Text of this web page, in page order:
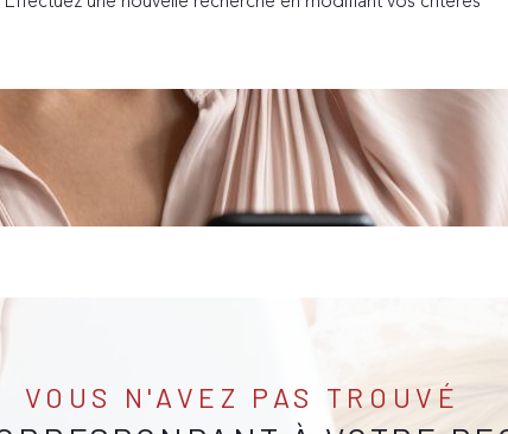
VOUS N'AVEZ PAS TROUVÉ